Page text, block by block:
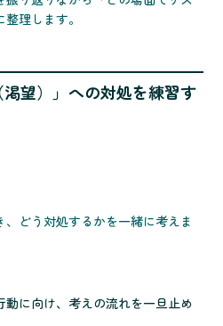
理します。
望）」への対処を練習す
どう対処するかを一緒に考えま
動に向け、考えの流れを一旦止め